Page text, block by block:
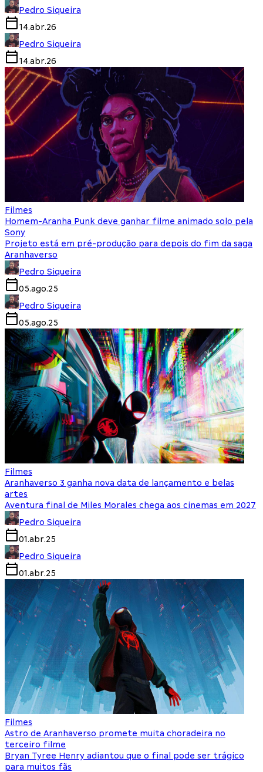
Pedro Siqueira
14.abr.26
Pedro Siqueira
14.abr.26
Filmes
Homem-Aranha Punk deve ganhar filme animado solo pela
Sony
Projeto está em pré-produção para depois do fim da saga
Aranhaverso
Pedro Siqueira
05.ago.25
Pedro Siqueira
05.ago.25
Filmes
Aranhaverso 3 ganha nova data de lançamento e belas
artes
Aventura final de Miles Morales chega aos cinemas em 2027
Pedro Siqueira
01.abr.25
Pedro Siqueira
01.abr.25
Filmes
Astro de Aranhaverso promete muita choradeira no
terceiro filme
Bryan Tyree Henry adiantou que o final pode ser trágico
para muitos fãs